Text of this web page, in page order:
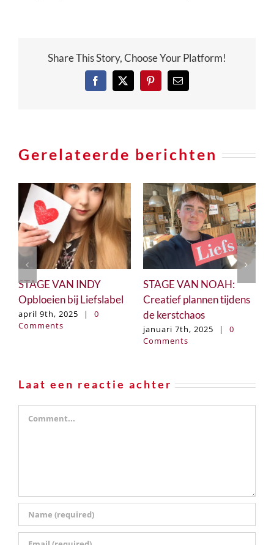
Share This Story, Choose Your Platform!
Facebook
X Pinterest
e-
mail
Gerelateerde berichten
STAGE VAN INDY
Opbloeien bij Liefslabel
april 9th, 2025 |
0
Comments
STAGE VAN NOAH:
Creatief plannen tijdens
de kerstchaos
januari 7th, 2025 |
0
Comments
Laat een reactie achter